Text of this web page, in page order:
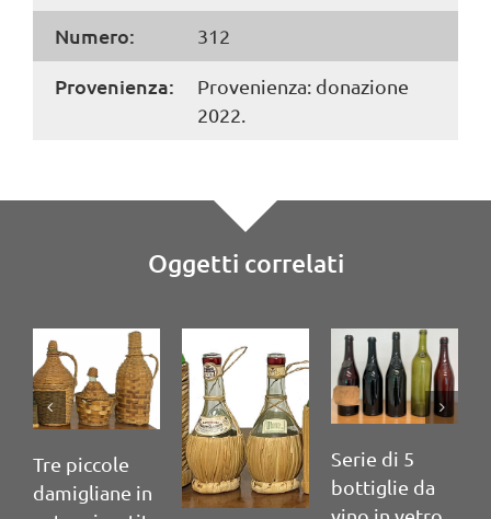
Numero: 312
Provenienza:
Provenienza: donazione
2022.
Oggetti correlati
Tre piccole
damigliane in
Serie di 5
bottiglie da